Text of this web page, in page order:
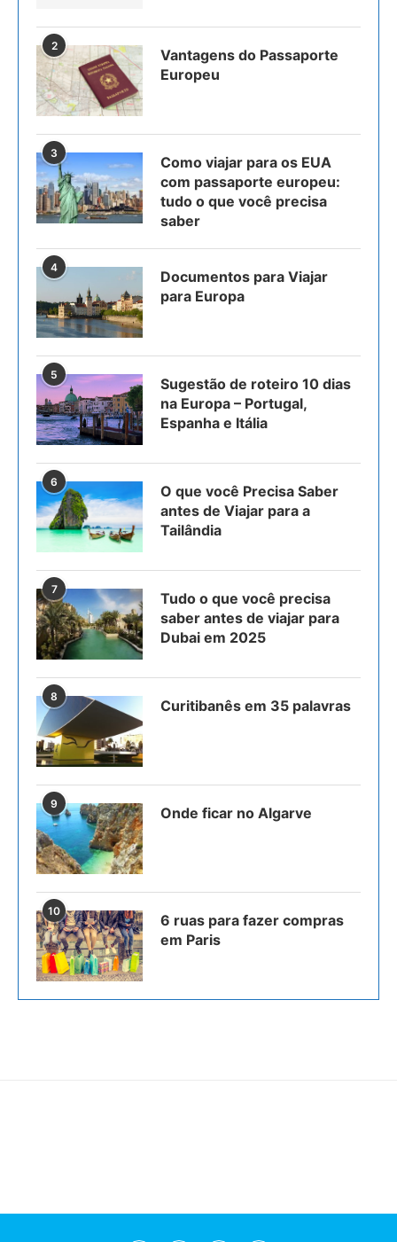
2
Vantagens do Passaporte
Europeu
3
Como viajar para os EUA
com passaporte europeu:
tudo o que você precisa
saber
4
Documentos para Viajar
para Europa
5
Sugestão de roteiro 10 dias
na Europa – Portugal,
Espanha e Itália
6
O que você Precisa Saber
antes de Viajar para a
Tailândia
7
Tudo o que você precisa
saber antes de viajar para
Dubai em 2025
8
Curitibanês em 35 palavras
9
Onde ficar no Algarve
10
6 ruas para fazer compras
em Paris